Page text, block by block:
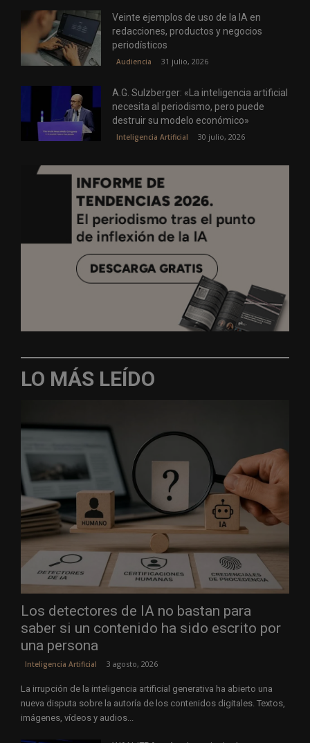
Veinte ejemplos de uso de la IA en
redacciones, productos y negocios
periodísticos
Audiencia 31 julio, 2026
A.G. Sulzberger: «La inteligencia artificial
necesita al periodismo, pero puede
destruir su modelo económico»
Inteligencia Artificial 30 julio, 2026
LO MÁS LEÍDO
Los detectores de IA no bastan para
saber si un contenido ha sido escrito por
una persona
Inteligencia Artificial 3 agosto, 2026
La irrupción de la inteligencia artificial generativa ha abierto una
nueva disputa sobre la autoría de los contenidos digitales. Textos,
imágenes, vídeos y audios...